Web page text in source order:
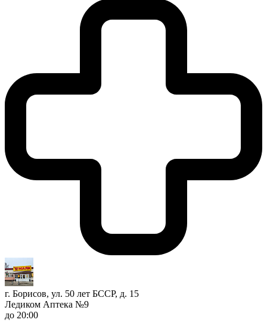
г. Борисов, ул. 50 лет БССР, д. 15
Ледиком Аптека №9
до 20:00